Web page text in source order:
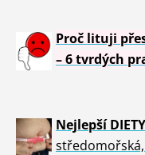
Proč lituji
– 6 tvrdých
Nejlepší
středomořská,